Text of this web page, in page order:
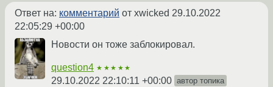
Ответ на: комментарий от xwicked 29.10.2022
22:05:29 +00:00
Новости он тоже заблокировал.
question4 ★★★★★
29.10.2022 22:10:11 +00:00 автор топика